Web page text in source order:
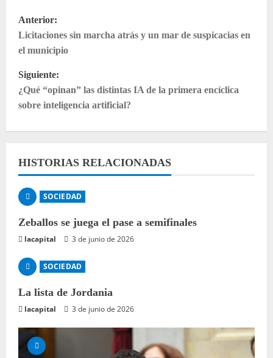
N
a
v
e
c
i
ó
n
d
e
n
Anterior:
Licitaciones sin marcha atrás y un mar de suspicacias en
el municipio
Siguiente:
¿Qué “opinan” las distintas IA de la primera encíclica
sobre inteligencia artificial?
HISTORIAS RELACIONADAS
SOCIEDAD
Zeballos se juega el pase a semifinales
lacapital 3 de junio de 2026
SOCIEDAD
La lista de Jordania
lacapital 3 de junio de 2026